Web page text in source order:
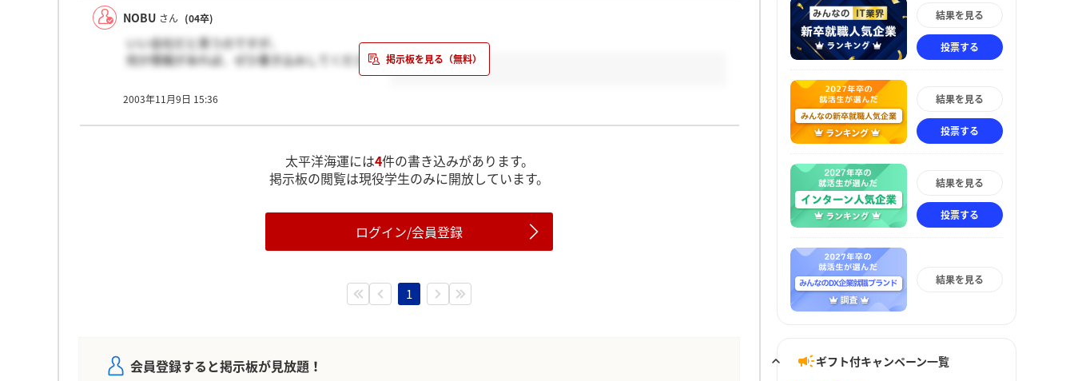
NOBU さん (04卒)
いい会社だと思うのですが、
何か情報があれば、ぜひ書き込みしてください。
2003年11月9日 15:36
太平洋海運には4件の書き込みがあります。
掲示板の閲覧は現役学生のみに開放しています。
ログイン/会員登録
1
会員登録すると掲示板が見放題！
結果を見る
投票する
結果を見る
投票する
結果を見る
投票する
結果を見る
ギフト付キャンペーン一覧